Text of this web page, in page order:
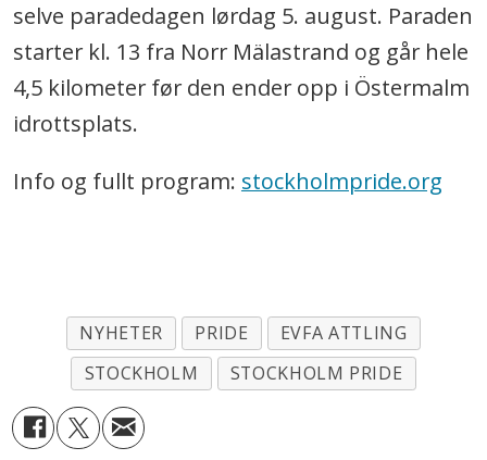
selve paradedagen lørdag 5. august. Paraden
starter kl. 13 fra Norr Mälastrand og går hele
4,5 kilometer før den ender opp i Östermalm
idrottsplats.
Info og fullt program: stockholmpride.org
NYHETER PRIDE
EVFA ATTLING
STOCKHOLM
STOCKHOLM PRIDE